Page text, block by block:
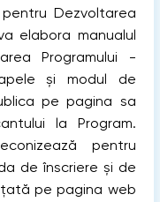
Dezvoltarea
elabora manualul
Programului -
și modul de
pe pagina sa
la Program.
pentru
de înscriere și de
pe pagina web